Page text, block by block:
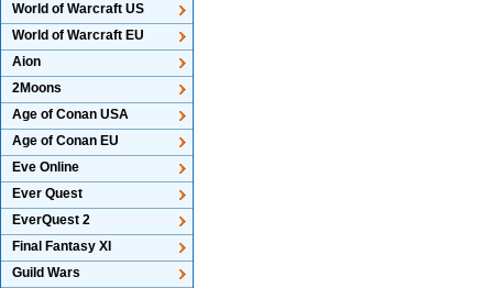
World of Warcraft US
World of Warcraft EU
Aion
2Moons
Age of Conan USA
Age of Conan EU
Eve Online
Ever Quest
EverQuest 2
Final Fantasy XI
Guild Wars